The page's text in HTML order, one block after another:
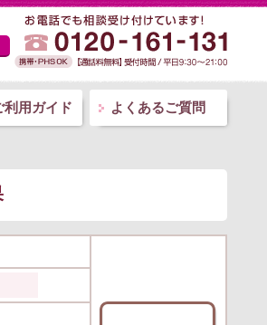
利用ガイド よくあるご質問